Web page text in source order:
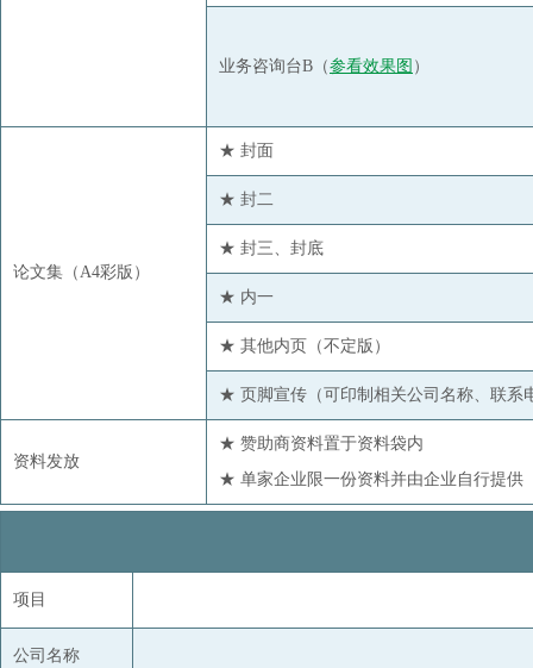
浙江止一商贸有限公司
中恒纺织品(浙江)有限公司
中科院苏州医工所
中棉集团广东棉花有限公司
州颖国际贸易（青岛）有限公司
业务咨询台B（参看效果图 ）
论文集（A4彩版）
★ 封面
★ 封二
★ 封三、封底
★ 内一
★ 其他内页（不定版）
★ 页脚宣传（可印制相关公司名称、联系
资料发放
★ 赞助商资料置于资料袋内
★ 单家企业限一份资料并由企业自行提供
项目
公司名称